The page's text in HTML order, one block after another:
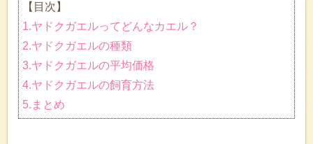
【目次】
1.ヤドクガエルってどんなカエル？
2.ヤドクガエルの種類
3.ヤドクガエルの平均価格
4.ヤドクガエルの飼育方法
5.まとめ